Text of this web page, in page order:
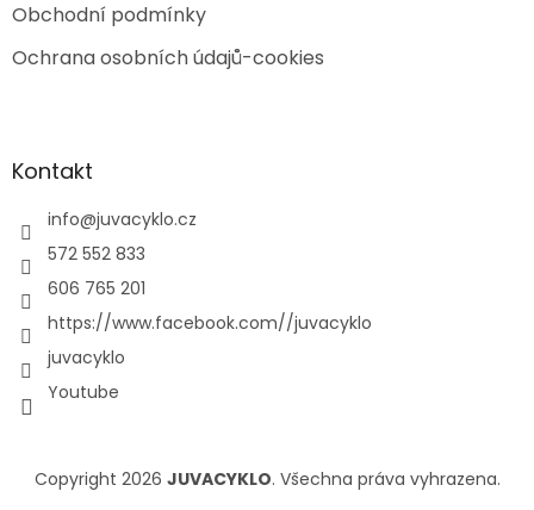
Obchodní podmínky
Ochrana osobních údajů-cookies
Kontakt
info@juvacyklo.cz
572 552 833
606 765 201
https://www.facebook.com//juvacyklo
juvacyklo
Youtube
Copyright 2026 JUVACYKLO. Všechna práva vyhrazena.